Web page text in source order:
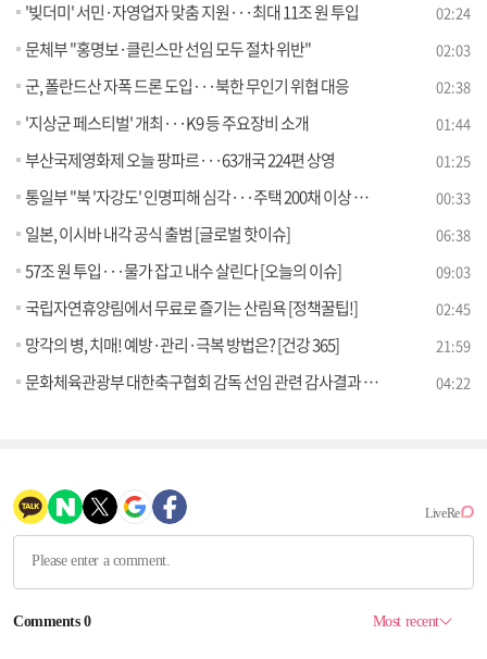
'빚더미' 서민·자영업자 맞춤 지원···최대 11조 원 투입 02:24
문체부 "홍명보·클린스만 선임 모두 절차 위반" 02:03
군, 폴란드산 자폭 드론 도입···북한 무인기 위협 대응 02:38
'지상군 페스티벌' 개최···K9 등 주요장비 소개 01:44
부산국제영화제 오늘 팡파르···63개국 224편 상영 01:25
통일부 "북 '자강도' 인명피해 심각···주택 200채 이상 매몰" 00:33
일본, 이시바 내각 공식 출범 [글로벌 핫이슈] 06:38
57조 원 투입···물가 잡고 내수 살린다 [오늘의 이슈] 09:03
국립자연휴양림에서 무료로 즐기는 산림욕 [정책꿀팁!] 02:45
망각의 병, 치매! 예방·관리·극복 방법은? [건강 365] 21:59
문화체육관광부 대한축구협회 감독 선임 관련 감사결과 브리핑 (10.02) [브리핑 인사이트] 04:22